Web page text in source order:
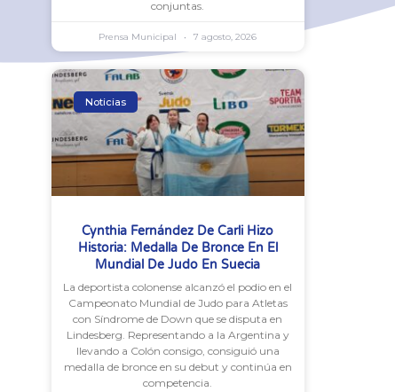
conjuntas.
Prensa Municipal 7 agosto, 2026
Noticias
Cynthia Fernández De Carli Hizo
Historia: Medalla De Bronce En El
Mundial De Judo En Suecia
La deportista colonense alcanzó el podio en el
Campeonato Mundial de Judo para Atletas
con Síndrome de Down que se disputa en
Lindesberg. Representando a la Argentina y
llevando a Colón consigo, consiguió una
medalla de bronce en su debut y continúa en
competencia.